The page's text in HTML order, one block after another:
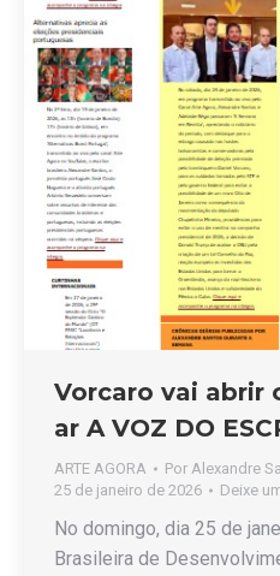
Vorcaro vai abrir
ar A VOZ DO
ARTE AGORA Por Alexandre
25 de janeiro de 2026
Deixe
No domingo, dia 25 de
Brasileira de